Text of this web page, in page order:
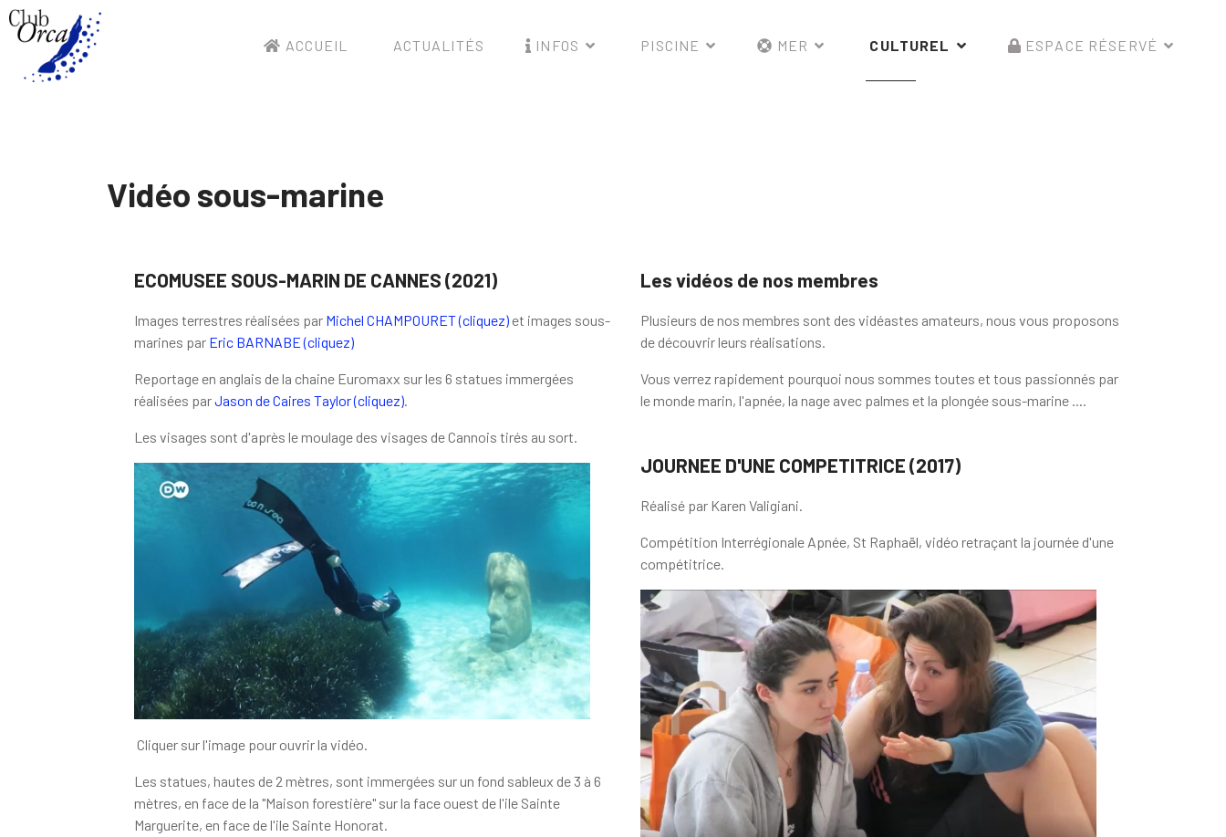
ACCUEIL ACTUALITÉS INFOS PISCINE MER CULTUREL ESPACE RÉSERVÉ
Vidéo sous-marine
ECOMUSEE SOUS-MARIN DE CANNES (2021)
Images terrestres réalisées par Michel CHAMPOURET (cliquez)et images sous-
marines par Eric BARNABE (cliquez)
Reportage en anglais de la chaine Euromaxx sur les 6 statues immergées
réalisées parJason de Caires Taylor (cliquez).
Les visages sont d'après le moulage des visages de Cannois tirés au sort.
Cliquer sur l'image pour ouvrir la vidéo.
Les statues, hautes de 2 mètres, sont immergées sur un fond sableux de 3 à 6
mètres, en face de la "Maison forestière" sur la face ouest de l'ile Sainte
Marguerite, en face de l'ile Sainte Honorat.
Les vidéos de nos membres
Plusieurs de nos membres sont des vidéastes amateurs, nous vous proposons
de découvrir leurs réalisations.
Vous verrez rapidement pourquoi nous sommes toutes et tous passionnés par
le monde marin, l'apnée, la nage avec palmes et la plongée sous-marine ....
JOURNEE D'UNE COMPETITRICE (2017)
Réalisé par Karen Valigiani.
Compétition Interrégionale Apnée, St Raphaël, vidéo retraçant la journée d'une
compétitrice.